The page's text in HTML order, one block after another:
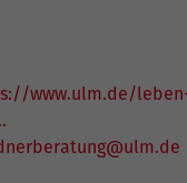
www.ulm.de/